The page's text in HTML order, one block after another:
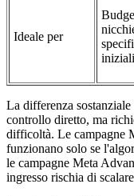
Ideale per
iniziali
La differenza
controllo diretto, ma
difficoltà. Le campagne
funzionano solo se
le campagne Meta
ingresso rischia di